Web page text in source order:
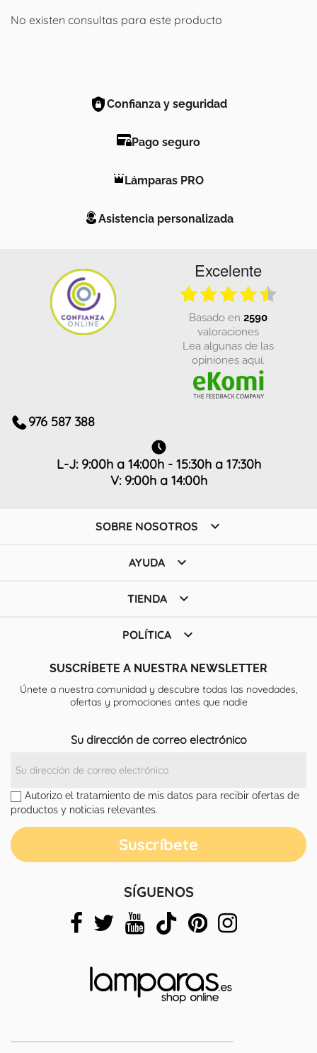
No existen consultas para este producto
Confianza y seguridad
Pago seguro
Lámparas PRO
Asistencia personalizada
Excelente
basado en 2590
valoraciones
Lea algunas de las
opiniones aquí.
976 587 388
L-J: 9:00h a 14:00h - 15:30h a 17:30h
V: 9:00h a 14:00h
SOBRE NOSOTROS 
AYUDA 
TIENDA 
POLÍTICA 
SUSCRÍBETE A NUESTRA NEWSLETTER
Únete a nuestra comunidad y descubre todas las novedades,
ofertas y promociones antes que nadie
Su dirección de correo electrónico
Autorizo el tratamiento de mis datos para recibir ofertas de
productos y noticias relevantes.
SÍGUENOS